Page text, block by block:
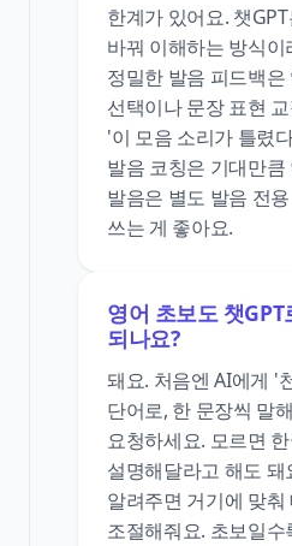
한계가 있어요. 챗
바꿔 이해하는 방식
정밀한 발음 피드백은
선택이나 문장 표현
'이 모음 소리가 틀렸
발음 코칭은 기대만큼
발음은 별도 발음 전
쓰는 게 좋아요.
영어 초보도 챗
되나요?
돼요. 처음엔 AI에게 '
단어로, 한 문장씩 말
요청하세요. 모르면
설명해달라고 해도 돼
알려주면 거기에 맞
조절해줘요. 초보일수